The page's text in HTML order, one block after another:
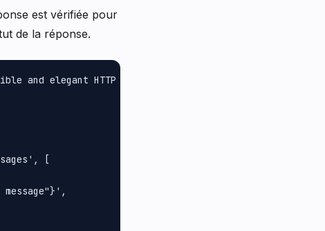
est vérifiée pour
de la réponse.
and elegant HTTP client for PHP.
[
message"}',